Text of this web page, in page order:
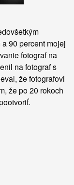
90 percent mojej
fotograf na
na fotograf s
že fotografovi
že po 20 rokoch